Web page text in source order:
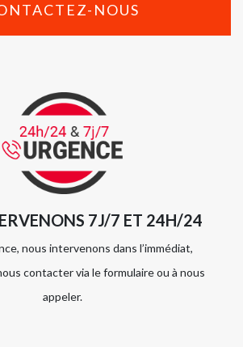
NOUS
7J/7 ET 24H/24
nous intervenons dans l’immédiat,
contacter via le formulaire ou à nous
appeler.